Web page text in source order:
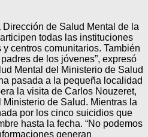
Dirección de Salud Mental de la
todas las instituciones
centros comunitarios. También
de los jóvenes”, expresó
Mental del Ministerio de Salud
pasada a la pequeña localidad
la visita de Carlos Nouzeret,
de Salud. Mientras la
por los cinco suicidios que
hasta la fecha. “No podemos
generan